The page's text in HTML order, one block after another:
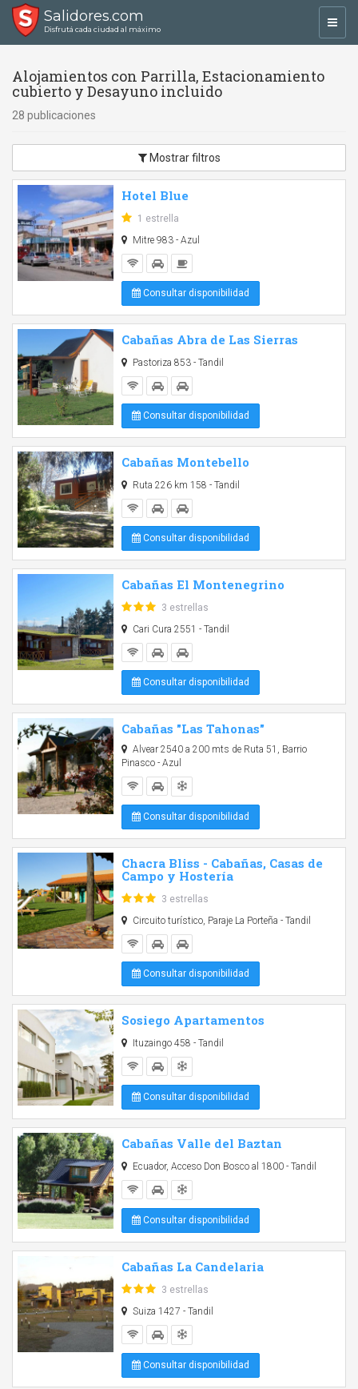
Salidores.com
Disfrutá cada ciudad al máximo
Alojamientos con Parrilla, Estacionamiento
cubierto y Desayuno incluido
28 publicaciones
Mostrar filtros
Hotel Blue
1 estrella
Mitre 983 - Azul
Consultar disponibilidad
Cabañas Abra de Las Sierras
Pastoriza 853 - Tandil
Consultar disponibilidad
Cabañas Montebello
Ruta 226 km 158 - Tandil
Consultar disponibilidad
Cabañas El Montenegrino
3 estrellas
Cari Cura 2551 - Tandil
Consultar disponibilidad
Cabañas "Las Tahonas"
Alvear 2540 a 200 mts de Ruta 51, Barrio
Pinasco - Azul
Consultar disponibilidad
Chacra Bliss - Cabañas, Casas de
Campo y Hostería
3 estrellas
Circuito turístico, Paraje La Porteña - Tandil
Consultar disponibilidad
Sosiego Apartamentos
Ituzaingo 458 - Tandil
Consultar disponibilidad
Cabañas Valle del Baztan
Ecuador, Acceso Don Bosco al 1800 - Tandil
Consultar disponibilidad
Cabañas La Candelaria
3 estrellas
Suiza 1427 - Tandil
Consultar disponibilidad